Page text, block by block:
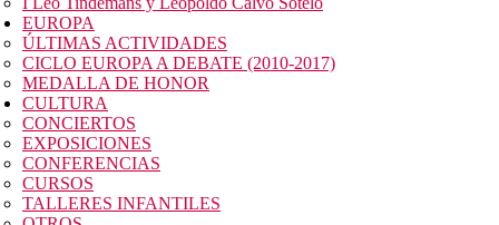
EUROPA
ÚLTIMAS ACTIVIDADES
CICLO EUROPA A DEBATE (2010-2017)
MEDALLA DE HONOR
CULTURA
CONCIERTOS
EXPOSICIONES
CONFERENCIAS
CURSOS
TALLERES INFANTILES